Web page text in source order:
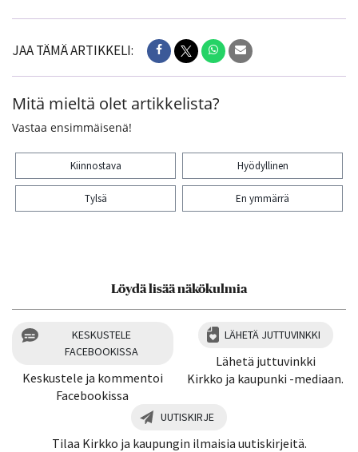
JAA TÄMÄ ARTIKKELI:
Mitä mieltä olet artikkelista?
Vastaa ensimmäisenä!
Kiinnostava Hyödyllinen
Tylsä En ymmärrä
Löydä lisää näkökulmia
KESKUSTELE
FACEBOOKISSA
Keskustele ja kommentoi
Facebookissa
LÄHETÄ JUTTUVINKKI
Lähetä juttuvinkki
Kirkko ja kaupunki -mediaan.
UUTISKIRJE
Tilaa Kirkko ja kaupungin ilmaisia uutiskirjeitä.